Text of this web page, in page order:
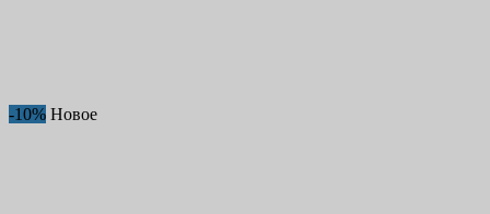
-10% Новое